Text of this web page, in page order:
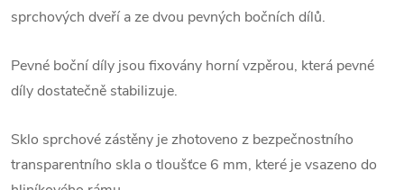
sprchových dveří a ze dvou pevných bočních dílů.
Pevné boční díly jsou fixovány horní vzpěrou, která pevné
díly dostatečně stabilizuje.
Sklo sprchové zástěny je zhotoveno z bezpečnostního
transparentního skla o tloušťce 6 mm, které je vsazeno do